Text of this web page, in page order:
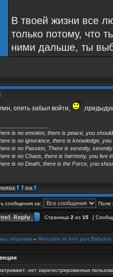
В твоей жизни все
только потому, что
ними дальше, ты
опять забыл войти,
is no emotion, there is peace, you
is no ignorance, there is knowledge,
is no Passion, There is serenity,
is no Chaos, there is harmony, you live
is no Death, there is the Force, you
сообщения за: Поле
Страница 2 из 15 [
общения » Welcome to free port Babylon
нет зарегистрированных